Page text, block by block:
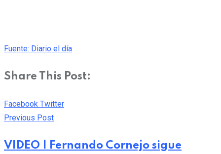
Fuente: Diario el día
Share This Post:
Facebook TwitterPinterest
Whatsapp
Cloud
StumbleUpon
Print
Share
Previous Post
VIDEO | Fernando Cornejo sigue